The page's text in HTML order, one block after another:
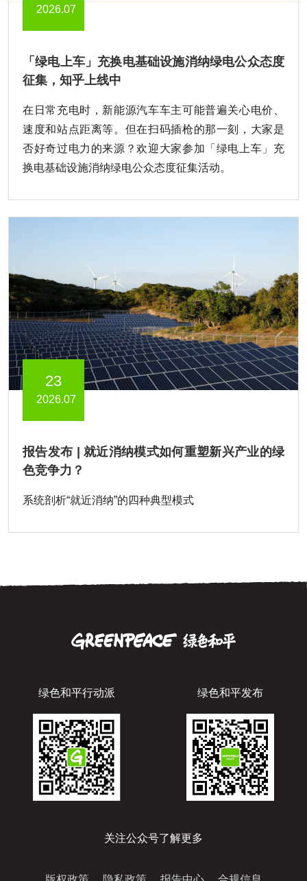
2026.07
「绿电上车」充换电基础设施消纳绿电公众态度
征集，知乎上线中
在日常充电时，新能源汽车车主可能普遍关心电价、
速度和站点距离等。但在扫码插枪的那一刻，大家是
否好奇过电力的来源？欢迎大家参加「绿电上车」充
换电基础设施消纳绿电公众态度征集活动。
23
2026.07
报告发布 | 就近消纳模式如何重塑新兴产业的绿
色竞争力？
系统剖析“就近消纳”的四种典型模式
绿色和平行动派 绿色和平发布
关注公众号了解更多